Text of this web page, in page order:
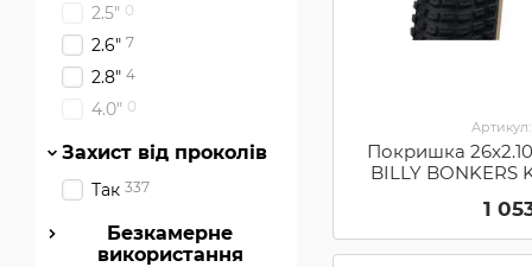
Покришка
BILLY BONKERS
1
2.5" 0
2.6" 7
2.8" 4
4.0" 0
Захист від проколів
Так 337
Безкамерне
використання